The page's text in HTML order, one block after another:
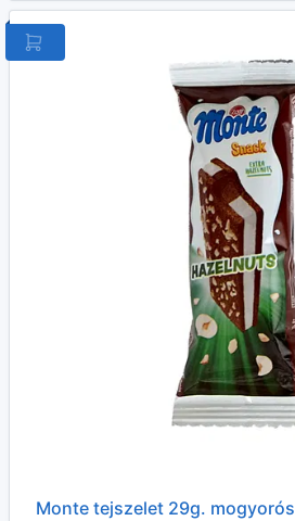
Monte tejszelet 29g. mogyorós